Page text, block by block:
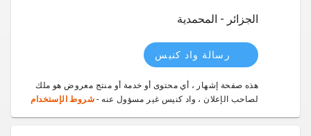
الجزائر - المحمدية
رسالة واد كنيس
هذه صفحة إشهار ، أي محتوى أو خدمة أو منتج معروض هو ملك
لصاحب الإعلان ، واد كنيس غير مسؤول عنه - شروط الإستخدام